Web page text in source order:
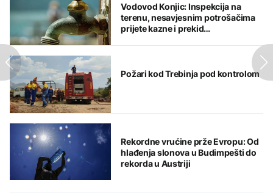
Vodovod Konjic: Inspekcija na
terenu, nesavjesnim potrošačima
prijete kazne i prekid
Požari kod Trebinja pod kontrolom
Rekordne vrućine prže Evropu: Od
hlađenja slonova u Budimpešti do
rekorda u Austriji